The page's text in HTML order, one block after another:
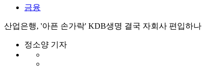
금융
산업은행, '아픈 손가락' KDB생명 결국 자회사 편입하나
정소양 기자